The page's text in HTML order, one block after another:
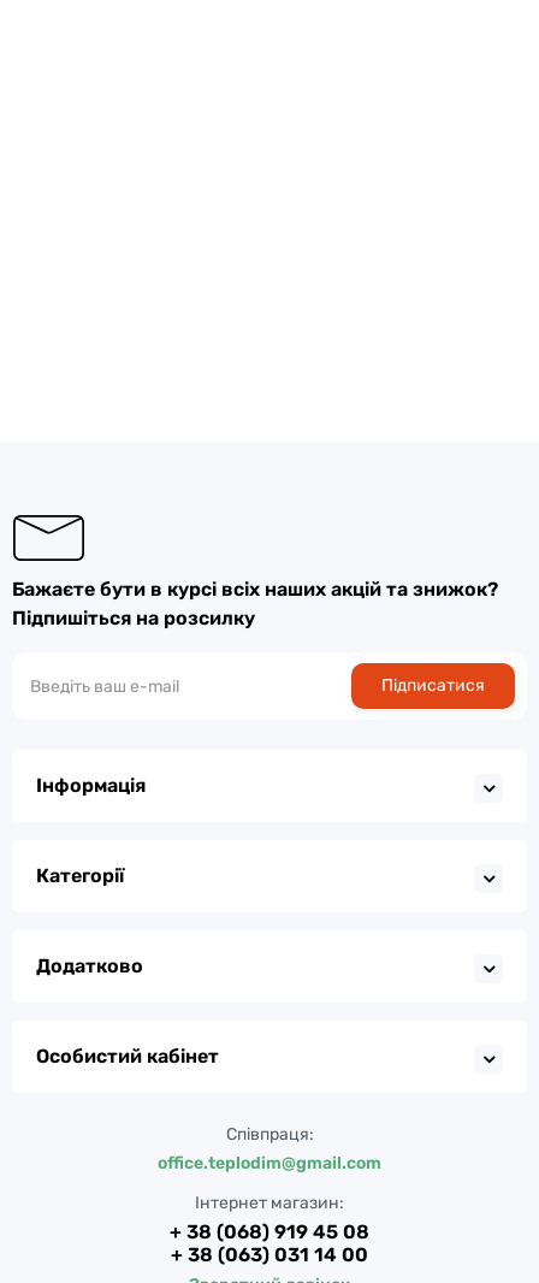
Бажаєте бути в курсі всіх наших акцій та знижок?
Підпишіться на розсилку
Підписатися
Інформація
Категорії
Додатково
Особистий кабінет
Співпраця:
office.teplodim@gmail.com
Інтернет магазин:
+ 38 (068) 919 45 08
+ 38 (063) 031 14 00